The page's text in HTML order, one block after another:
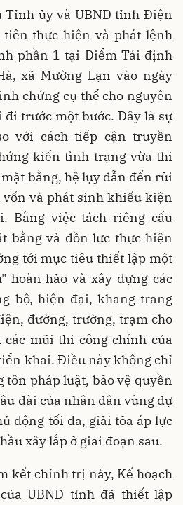
Tỉnh ủy và UBND tỉnh Điện
thực hiện và phát lệnh
phần 1 tại Điểm Tái định
xã Mường Lạn vào ngày
chứng cụ thể cho nguyên
trước một bước. Đây là sự
với cách tiếp cận truyền
kiến tình trạng vừa thi
bằng, hệ lụy dẫn đến rủi
và phát sinh khiếu kiện
Bằng việc tách riêng cấu
bằng và dồn lực thực hiện
tới mục tiêu thiết lập một
hoàn hảo và xây dựng các
bộ, hiện đại, khang trang
đường, trường, trạm cho
mũi thi công chính của
khai. Điều này không chỉ
tôn pháp luật, bảo vệ quyền
dài của nhân dân vùng dự
động tối đa, giải tỏa áp lực
xây lắp ở giai đoạn sau.
kết chính trị này, Kế hoạch
UBND tỉnh đã thiết lập